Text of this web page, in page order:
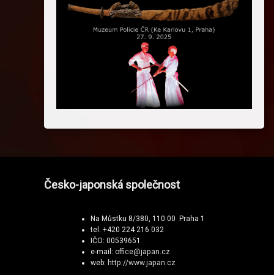
Česko-japonská společnost
Na Můstku 8/380, 110 00 Praha 1
tel. +420 224 216 032
IČO: 00539651
e-mail: office@japan.cz
web: http://www.japan.cz